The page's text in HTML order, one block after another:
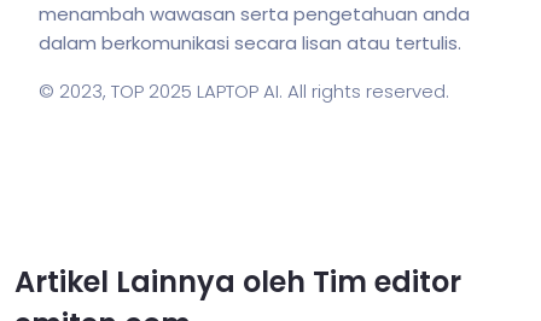
menambah wawasan serta pengetahuan anda
dalam berkomunikasi secara lisan atau tertulis.
© 2023, TOP 2025 LAPTOP AI. All rights reserved.
Artikel Lainnya oleh Tim editor